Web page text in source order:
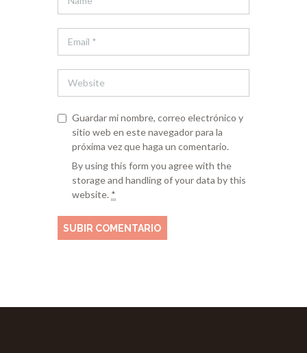
Guardar mi nombre, correo electrónico y
sitio web en este navegador para la
próxima vez que haga un comentario.
By using this form you agree with the
storage and handling of your data by this
website. *